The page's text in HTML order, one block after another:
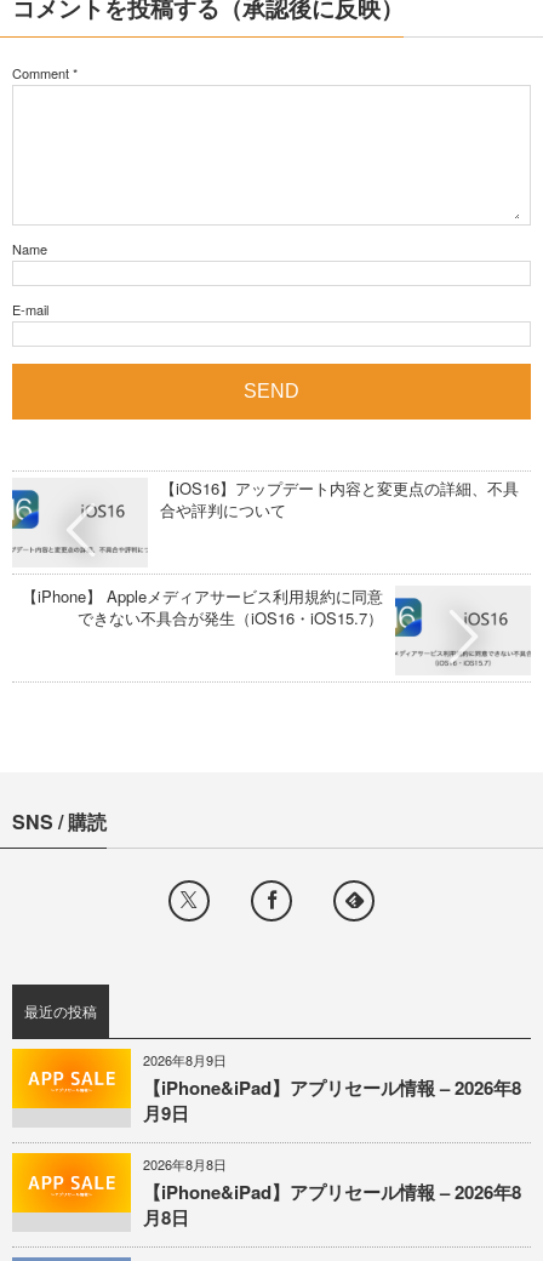
コメントを投稿する（承認後に反映）
Comment*
Name
E-mail
【iOS16】アップデート内容と変更点の詳細、不具
合や評判について
【iPhone】 Appleメディアサービス利用規約に同意
できない不具合が発生（iOS16・iOS15.7）
SNS / 購読
最近の投稿
2026年8月9日
【iPhone&iPad】アプリセール情報 – 2026年8
月9日
2026年8月8日
【iPhone&iPad】アプリセール情報 – 2026年8
月8日